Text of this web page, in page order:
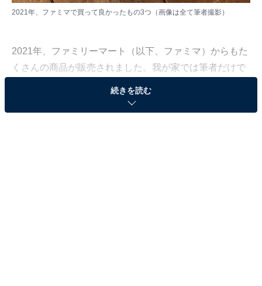
2021年、ファミマで買って良かったもの3つ（画像は全て筆者撮影）
2021年、ファミリーマート（以下、ファミマ）からもた
くさんの商品が販売されました。我が家では筆者だけで
はなく、というよりも筆者以上に夫がファミマ大好きと
いうこともあって週に5回は通っています。そんなファ
続きを読む